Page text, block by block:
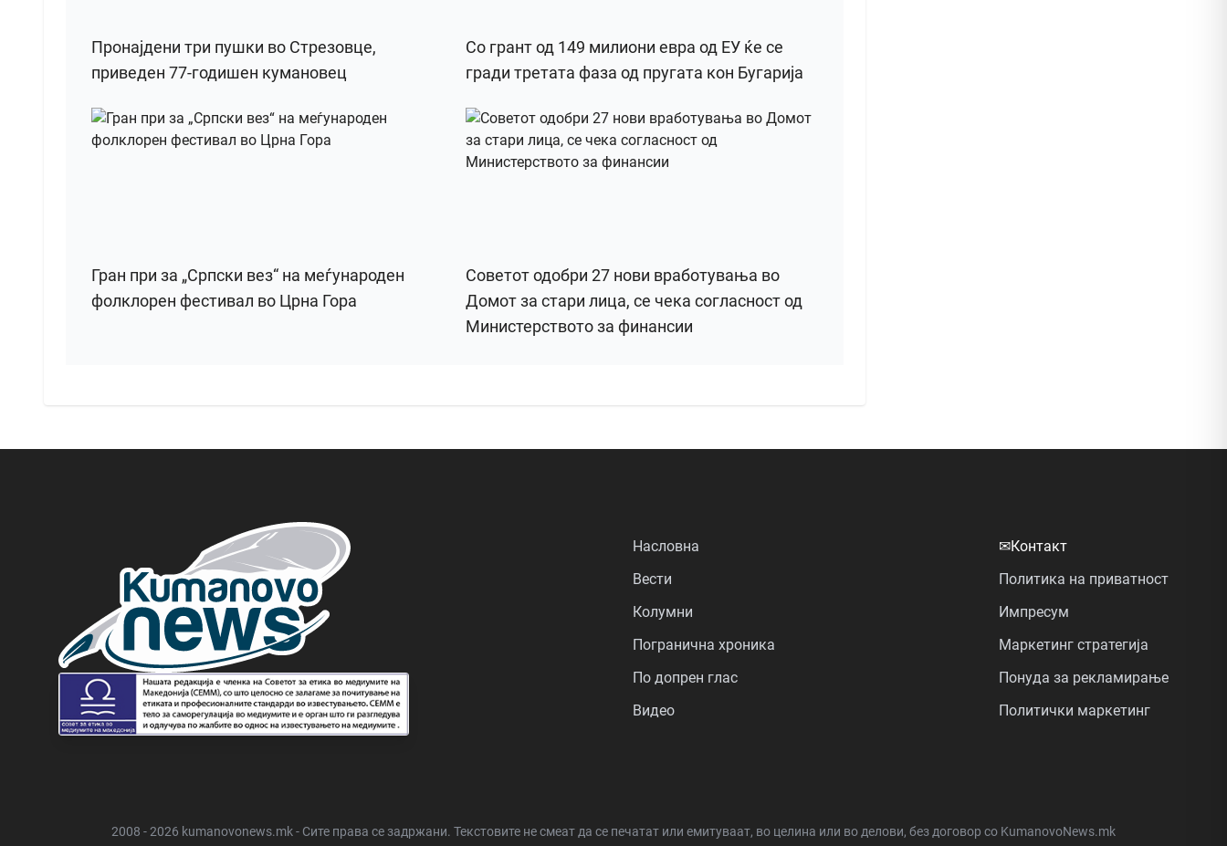
Пронајдени три пушки во Стрезовце,
приведен 77-годишен кумановец
Со грант од 149 милиони евра од ЕУ ќе се
гради третата фаза од пругата кон Бугарија
Гран при за „Српски вез“ на меѓународен
фолклорен фестивал во Црна Гора
Советот одобри 27 нови вработувања во
Домот за стари лица, се чека согласност од
Министерството за финансии
Насловна
Вести
Колумни
Погранична хроника
По допрен глас
Видео
✉Контакт
Политика на приватност
Импресум
Маркетинг стратегија
Понуда за рекламирање
Политички маркетинг
2008 - 2026 kumanovonews.mk - Сите права се задржани. Текстовите не смеат да се печатат или емитуваат, во целина или во делови, без договор со KumanovoNews.mk